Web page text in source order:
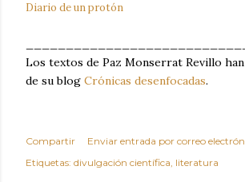
Diario de un protón
Los textos de Paz Monserrat Revillo
de su blog Crónicas desenfocadas.
Compartir
Enviar entrada por correo
Etiquetas: divulgación científica literatura